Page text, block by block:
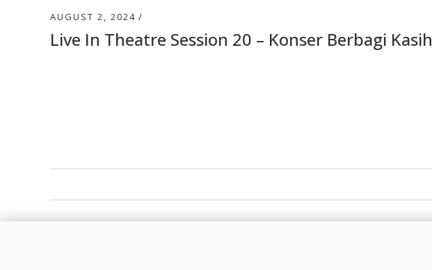
AUGUST 2, 2024
Live In Theatre Session 20 – Konser Berbagi Kasih